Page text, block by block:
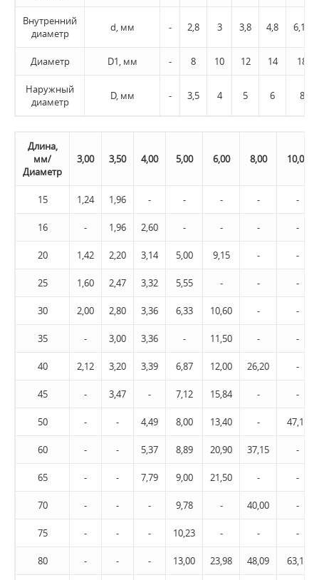
Внутренний
диаметр
d, мм - 2,8 3 3,8 4,8 6,15
Диаметр D1, мм - 8 10 12 14 18
Наружный
диаметр
D, мм - 3,5 4 5 6 8
Длина,
мм/
Диаметр
3,00 3,50 4,00 5,00 6,00 8,00 10,00
15 1,24 1,96 - - - - -
16 - 1,96 2,60 - - - -
20 1,42 2,20 3,14 5,00 9,15 - -
25 1,60 2,47 3,32 5,55 - - -
30 2,00 2,80 3,36 6,33 10,60 - -
35 - 3,00 3,36 - 11,50 - -
40 2,12 3,20 3,39 6,87 12,00 26,20 -
45 - 3,47 - 7,12 15,84 - -
50 - - 4,49 8,00 13,40 - 47,15
60 - - 5,37 8,89 20,90 37,15 -
65 - - 7,79 9,00 21,50 - -
70 - - - 9,78 - 40,00 -
75 - - - 10,23 - - -
80 - - - 13,00 23,98 48,09 63,10